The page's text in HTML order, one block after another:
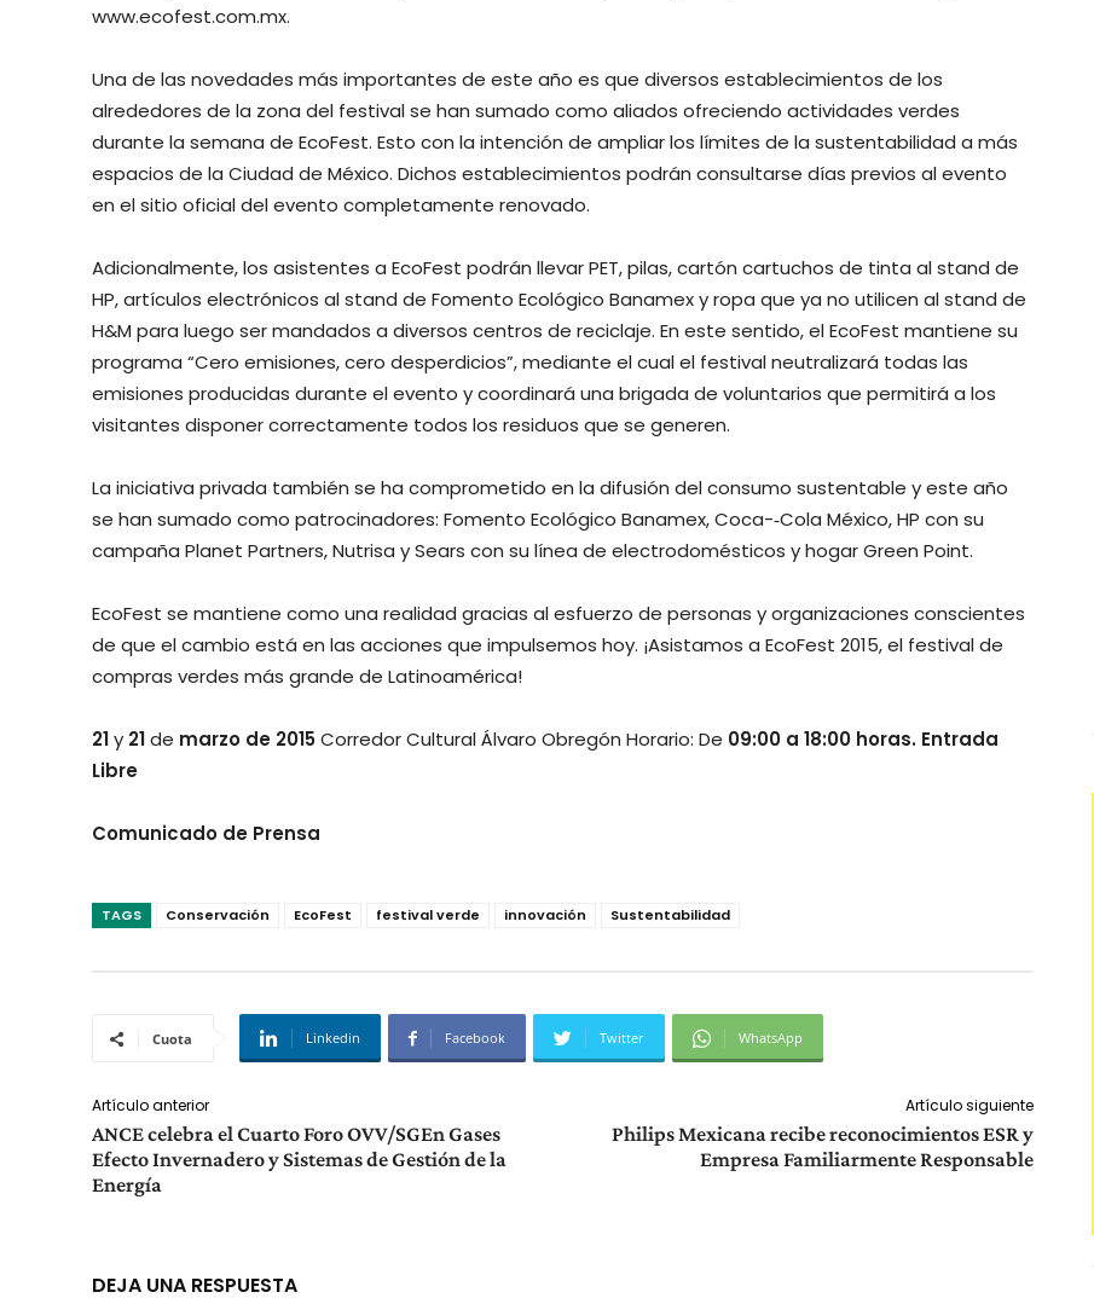
www.ecofest.com.mx.
Una de las novedades más importantes de este año es que diversos establecimientos de los
alrededores de la zona del festival se han sumado como aliados ofreciendo actividades verdes
durante la semana de EcoFest. Esto con la intención de ampliar los límites de la sustentabilidad a más
espacios de la Ciudad de México. Dichos establecimientos podrán consultarse días previos al evento
en el sitio oficial del evento completamente renovado.
Adicionalmente, los asistentes a EcoFest podrán llevar PET, pilas, cartón cartuchos de tinta al stand de
HP, artículos electrónicos al stand de Fomento Ecológico Banamex y ropa que ya no utilicen al stand de
H&M para luego ser mandados a diversos centros de reciclaje. En este sentido, el EcoFest mantiene su
programa “Cero emisiones, cero desperdicios”, mediante el cual el festival neutralizará todas las
emisiones producidas durante el evento y coordinará una brigada de voluntarios que permitirá a los
visitantes disponer correctamente todos los residuos que se generen.
La iniciativa privada también se ha comprometido en la difusión del consumo sustentable y este año
se han sumado como patrocinadores: Fomento Ecológico Banamex, Coca-­‐Cola México, HP con su
campaña Planet Partners, Nutrisa y Sears con su línea de electrodomésticos y hogar Green Point.
EcoFest se mantiene como una realidad gracias al esfuerzo de personas y organizaciones conscientes
de que el cambio está en las acciones que impulsemos hoy. ¡Asistamos a EcoFest 2015, el festival de
compras verdes más grande de Latinoamérica!
21y 21de marzo de 2015Corredor Cultural Álvaro Obregón Horario: De 09:00 a 18:00 horas. Entrada
Libre
Comunicado de Prensa
TAGS Conservación EcoFest festival verde innovación Sustentabilidad
Cuota Linkedin Facebook Twitter WhatsApp
Artículo anterior
ANCE celebra el Cuarto Foro OVV/SGEn Gases
Efecto Invernadero y Sistemas de Gestión de la
Energía
Artículo siguiente
Philips Mexicana recibe reconocimientos ESR y
Empresa Familiarmente Responsable
DEJA UNA RESPUESTA